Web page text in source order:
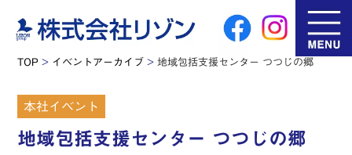
TOP > イベントアーカイブ > 地域包括支援センター つつじの郷
本社イベント
地域包括支援センター つつじの郷